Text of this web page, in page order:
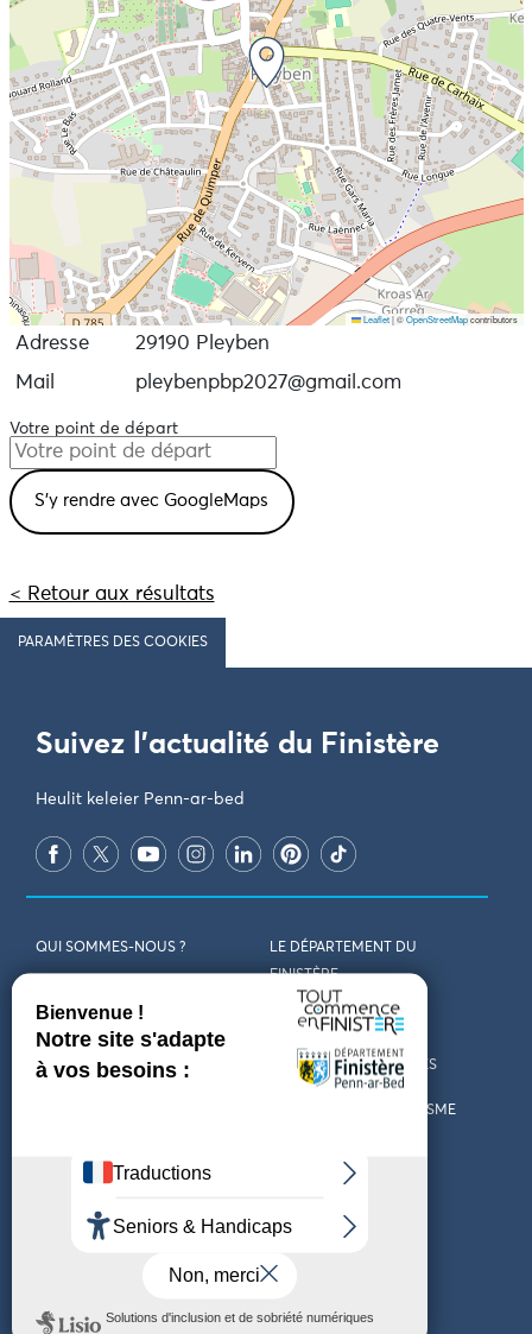
Leaflet |©OpenStreetMapcontributors
Adresse
29190 Pleyben
Mail
pleybenpbp2027@gmail.com
Votre point de départ
< Retour aux résultats
PARAMÈTRES DES COOKIES
Suivez l'actualité du Finistère
Heulit keleier Penn-ar-bed
QUI SOMMES-NOUS ?
LE DÉPARTEMENT DU
FINISTÈRE
REJOIGNEZ-NOUS VENIR EN FINISTÈRE
CONTACT CARTES ET BROCHURES
LES OFFICES DE TOURISME
D’ACCESSIBILITÉ